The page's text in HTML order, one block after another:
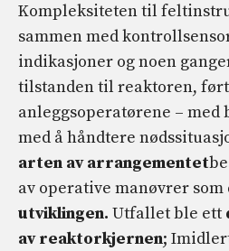
Kompleksiteten til
sammen med
indikasjoner og noen
tilstanden til reaktoren,
anleggsoperatørene –
med å håndtere
arten av arrangementet
av operative manøvrer som
utviklingen. Utfallet ble ett
av reaktorkjernen;